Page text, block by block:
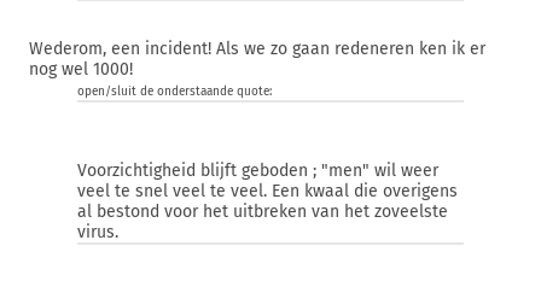
Wederom, een incident! Als we zo gaan redeneren ken ik er
nog wel 1000!
open/sluit de onderstaande quote:
Voorzichtigheid blijft geboden ; "men" wil weer
veel te snel veel te veel. Een kwaal die overigens
al bestond voor het uitbreken van het zoveelste
virus.